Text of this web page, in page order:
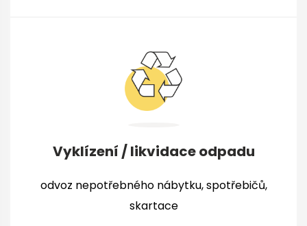
Vyklízení / likvidace odpadu
odvoz nepotřebného nábytku, spotřebičů,
skartace